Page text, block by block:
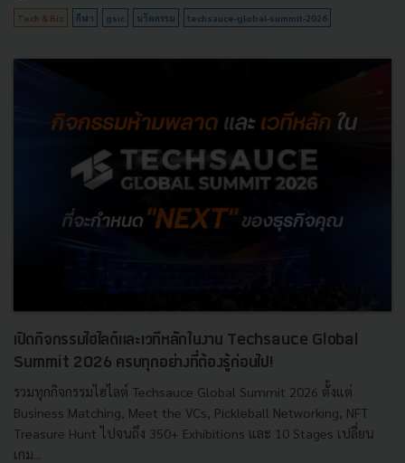
Tech & Biz กีฬา gsic นวัตกรรม techsauce-global-summit-2026
เปิดกิจกรรมไฮไลต์และเวทีหลักในงาน Techsauce Global
Summit 2026 ครบทุกอย่างที่ต้องรู้ก่อนไป!
รวมทุกกิจกรรมไฮไลต์ Techsauce Global Summit 2026 ตั้งแต่
Business Matching, Meet the VCs, Pickleball Networking, NFT
Treasure Hunt ไปจนถึง 350+ Exhibitions และ 10 Stages เปลี่ยน
เกม...